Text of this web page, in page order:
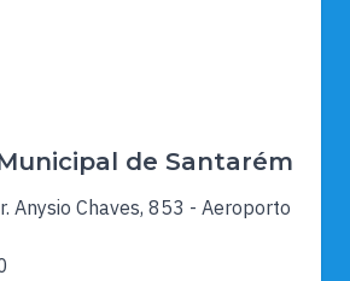
de Santarém
Anysio Chaves, 853 - Aeroporto